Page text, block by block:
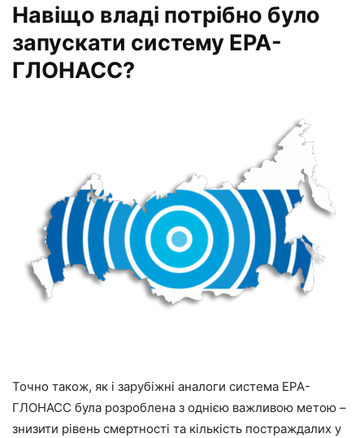
Навіщо владі потрібно було
запускати систему ЕРА-
ГЛОНАСС?
Точно також, як і зарубіжні аналоги система ЕРА-
ГЛОНАСС була розроблена з однією важливою метою –
знизити рівень смертності та кількість постраждалих у